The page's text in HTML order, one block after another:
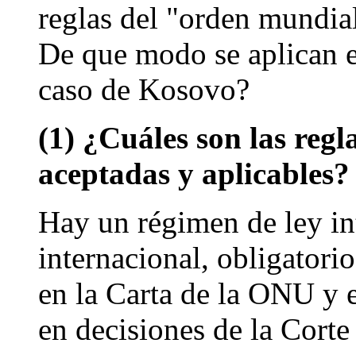
reglas del "orden
De que modo se aplican
caso de Kosovo?
(1) ¿Cuáles son las
aceptadas y aplicables?
Hay un régimen de ley
internacional, obligatorio
en la Carta de la ONU y
en decisiones de la